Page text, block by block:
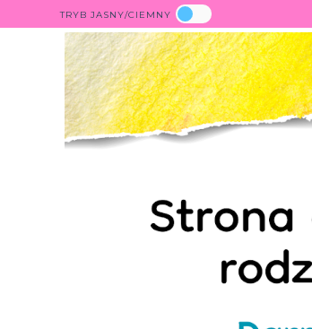
TRYB JASNY/CIEMNY